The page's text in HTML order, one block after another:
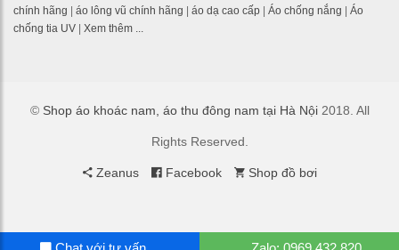
chính hãng | áo lông vũ chính hãng | áo dạ cao cấp | Áo chống nắng | Áo
chống tia UV | Xem thêm ...
© Shop áo khoác nam, áo thu đông nam tại Hà Nội2018. All
Rights Reserved.
Zeanus Facebook Shop đồ bơi